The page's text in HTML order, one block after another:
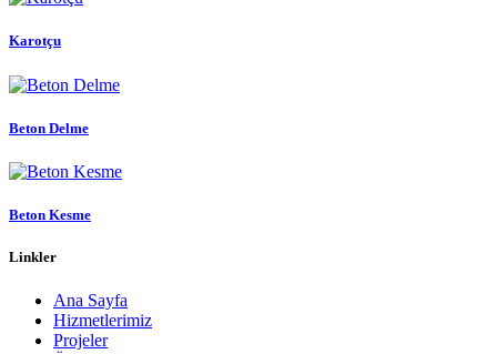
Karotçu
Beton Delme
Beton Kesme
Linkler
Ana Sayfa
Hizmetlerimiz
Projeler